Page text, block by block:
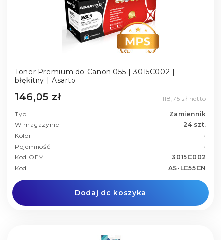
Toner Premium do Canon 055 | 3015C002 |
błękitny | Asarto
146,05 zł 118,75 zł netto
Typ
Zamiennik
W magazynie
24 szt.
Kolor
-
Pojemność
-
Kod OEM
3015C002
Kod
AS-LC55CN
Dodaj do koszyka